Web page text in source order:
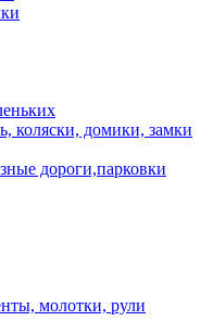
коляски, домики, замки
дороги,парковки
молотки, рули